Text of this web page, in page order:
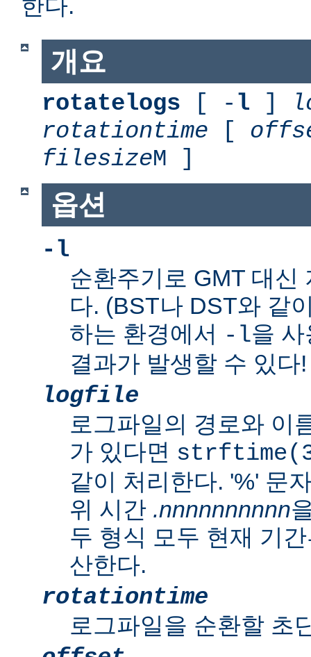
한다.
개요
rotatelogs [ - l ]
rotationtime [
filesizeM ]
옵션
-l
순환주기로 GMT 대신
다. (BST나 DST와 같
하는 환경에서 -l을
결과가 발생할 수 있다!
logfile
로그파일의 경로와 이
가 있다면
같이 처리한다. '%' 문
위 시간 .nnnnnnnnnn
두 형식 모두 현재 기
산한다.
rotationtime
로그파일을 순환할 초